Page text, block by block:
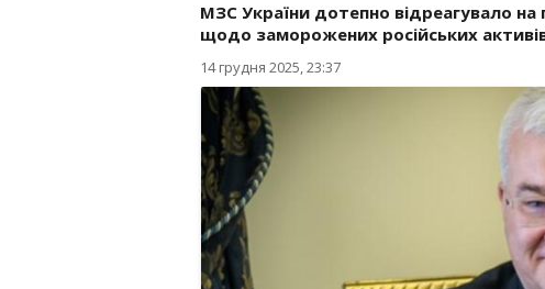
МЗС України дотепно відреагувало
щодо заморожених російських
14 грудня 2025, 23:37